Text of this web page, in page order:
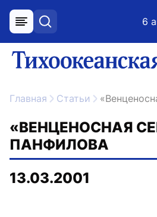
меню поиск 6
Главная Статьи
«ВЕНЦЕНОСНАЯ
ПАНФИЛОВА
13.03.2001